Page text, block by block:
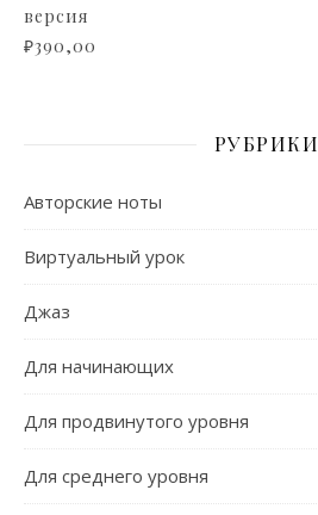
версия
₽390,00
РУБРИКИ
Авторские ноты
Виртуальный урок
Джаз
Для начинающих
Для продвинутого уровня
Для среднего уровня